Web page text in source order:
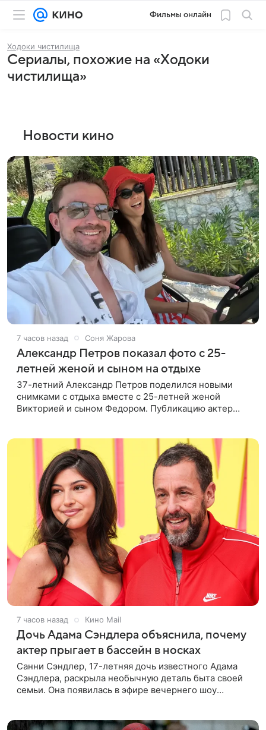
Фильмы онлайн
Ходоки чистилища
Сериалы, похожие на «Ходоки
чистилища»
Новости кино
7 часов назад Соня Жарова
Александр Петров показал фото с 25-
летней женой и сыном на отдыхе
37-летний Александр Петров поделился новыми
снимками с отдыха вместе с 25-летней женой
Викторией и сыном Федором. Публикацию актер
7 часов назад Кино Mail
Дочь Адама Сэндлера объяснила, почему
актер прыгает в бассейн в носках
Санни Сэндлер, 17-летняя дочь известного Адама
Сэндлера, раскрыла необычную деталь быта своей
семьи. Она появилась в эфире вечернего шоу